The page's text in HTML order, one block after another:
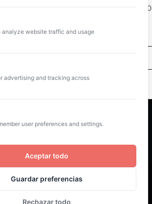
de privacidad.
sui. Todos los derechos reservados
el próximo 3 de octubre del 2026 a las
analyze website traffic and usage
advertising and tracking across
user preferences and settings.
Aceptar todo
Guardar preferencias
Rechazar todo